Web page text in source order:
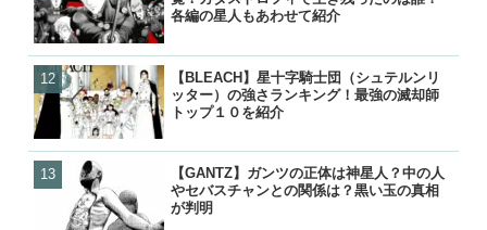
各編の星人もあわせて紹介
【BLEACH】星十字騎士団（シュテルンリ
ッター）の強さランキング！最強の滅却師
トップ１０を紹介
【GANTZ】ガンツの正体は神星人？中の人
やセバスチャンとの関係は？黒い玉の真相
が判明
各編の星人もあわせて紹介
【GANTZ】ガンツの正体は
やセバスチャンとの関係は
【GANTZ】吸血鬼（ヴァン
は？最後はどうなったの？
各編の星人もあわせて紹介
【ぬらりひょんの孫】リク
ら）って結婚したの？キス
【GANTZ】ガンツの正体は
やセバスチャンとの関係は
【鬼滅の刃】炭治郎や生存
の後は？何をしてるの？
【GANTZ】ガンツの死亡・
覧！カタストロフィで生き